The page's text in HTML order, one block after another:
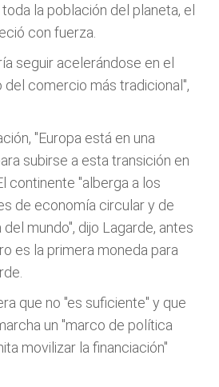
la población del planeta, el
con fuerza.
seguir acelerándose en el
comercio más tradicional",
"Europa está en una
subirse a esta transición en
continente "alberga a los
de economía circular y de
mundo", dijo Lagarde, antes
es la primera moneda para
que no "es suficiente" y que
un "marco de política
movilizar la financiación"